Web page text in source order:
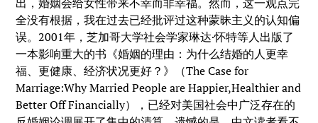
全没有根据，我在过去已经批评过这种蒙昧主义的认知偏
误。2001年，芝加哥大学社会学家琳达·怀特等人出版了
一本影响重大的书《婚姻的理由：为什么结婚的人更幸
福、更健康、经济状况更好？》（The Case for
Marriage:Why Married People are Happier,Healthier and
Better Off Financially），已经对美国社会中广泛存在的